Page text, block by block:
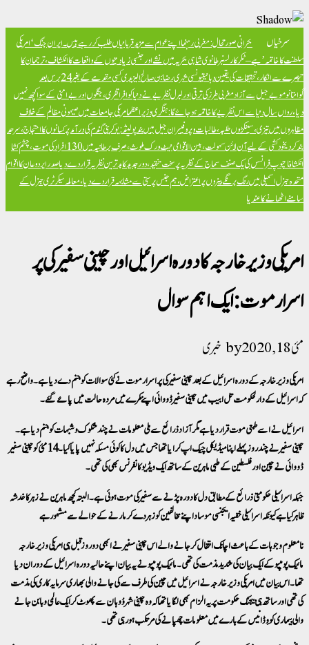
سرخیاں بحرانی صورتحال: مغربی رہنما اپنے عوام سے مزید قربانیاں طلب کر رہے ہیں۔ایران جنگ ‘امریکی
سلطنت کا خاتمہ’ ہے – ٹکر کارلسنبرطانوی شاہی بحریہ میں نشے اور جنسی زیادتیوں کے واقعات کا انکشاف، ترجمان کا
تبصرے سے انکار، تحقیقات کی یقین دہانی
تیونسی شہری رضا بن صالح الیزیدی کسی مقدمے کے بغیر 24 برس بعد
گوانتانوموبے جیل سے آزادمغربی طرز کی ترقی اور لبرل نظریے نے دنیا کو افراتفری، جنگوں اور بےامنی کے سوا کچھ نہیں
دیا، رواں سال دنیا سے اس نظریے کا خاتمہ ہو جائے گا: ہنگری وزیراعظمامریکی جامعات میں صیہونی مظالم کے خلاف
مظاہروں میں تیزی، سینکڑوں طلبہ، طالبات و پروفیسران جیل میں بندپولینڈ: یوکرینی گندم کی درآمد پر کسانوں کا احتجاج، سرحد
بند کر دی
خود کشی کے لیے آن لائن سہولت، بین الاقوامی نیٹ ورک ملوث، صرف برطانیہ میں 130 افراد کی موت، چشم کشا
انکشافاتپوپ فرانسس کی یک صنف سماج کے نظریہ پر سخت تنقید، دور جدید کا بدترین نظریہ قرار دے دیاصدر ایردوعان کا اقوام
متحدہ جنرل اسمبلی میں رنگ برنگے بینروں پر اعتراض، ہم جنس پرستی سے مشابہہ قرار دے دیا، معاملہ سیکرٹری جنرل کے
سامنے اٹھانے کا عندیا
امریکی وزیر خارجہ کا دورہ اسرائیل اور چینی سفیر کی پر
اسرار موت :ایک اہم سوال
مئی 18, 2020 خبری
امریکی وزیر خارجہ کے دورہ اسرائیل کے بعد چینی سفیر کی پر اسرار موت نے کئی سوالات کو جنم دےدیا ہے ۔ واضح رہے
کہ اسرائیل کے دارلحکومت تل ابیب میں چینی سفیر ڈو وائی اپنے کمرے میں مردہ حالت میں پائے گئے ۔
اسرائیل نے اسے طبعی موت قرار دیا ہے مگر آزاد ذرائع سے ملی معلومات نے چند شکوک وشبہات کو جنم دیا ہے ۔
چینی سفیر نے چند روز پہلے اپنا میڈیکل چیک اپ کرایا تھا جس میں دل کا کوئی مسئلہ نہیں پایا گیا ۔14 مئی کوچینی سفیر
ڈو وائی نے چین اور فلسطین کے طبی ماہرین کے ساتھ ایک ویڈیو کانفرنس بھی کی تھی۔
جبکہ ا سرائیلی حکومتی ذرائع کے مطابق دل کا دورہ پڑنے سے سفیر کی موت ہوئی ہے۔ البتہ کچھ ماہرین نے زہر کا خدشہ
ظاہر کیا ہے کیونکہ اسرائیلی خفیہ ایجنسی موساد اپنے مخالفین کو زہر دے کر مارنے کے حوالے سے مشہور ہے
نامعلوم وجوہات کے باعث اچانک انتقال کر جانے والے اس چینی سفیر نے ابھی دو روز قبل ہی امریکی وزیر خارجہ
مائیک پومپیو کے ایک بیان کی شدید مذمت کی تھی۔ مائیک پومپیو نے یہ بیان اپنے حالیہ دورہ اسرائیل کے دوران دیا
تھا۔ اس بیان میں امریکی وزیر خارجہ نے اسرائیل میں چین کی طرف سے کی جانے والی بھاری سرمایہ کاری کی مذمت
کی تھی اورساتھ ہی بیجنگ حکومت پر یہ الزام بھی لگایا تھا کہ وہ چینی شہر وُوہان سے پھوٹ کر ایک عالمی وبا بن جانے
والی بیماری کووِڈ انیس کے بارے میں معلومات چھپانے کی مرتکب ہو رہی تھی۔